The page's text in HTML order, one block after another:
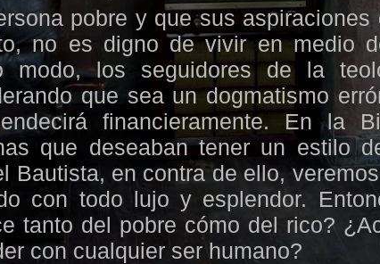
pobre y que sus
no es digno de vivir en medio
modo, los seguidores de la
que sea un dogmatismo
financieramente. En la
que deseaban tener un estilo
Bautista, en contra de ello,
con todo lujo y esplendor.
tanto del pobre cómo del rico?
con cualquier ser humano?